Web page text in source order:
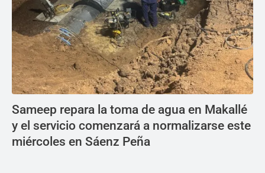
Sameep repara la toma de agua en Makallé
y el servicio comenzará a normalizarse este
miércoles en Sáenz Peña